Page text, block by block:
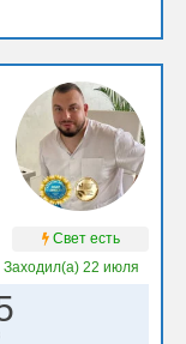
Свет есть
Заходил(а)22 июля